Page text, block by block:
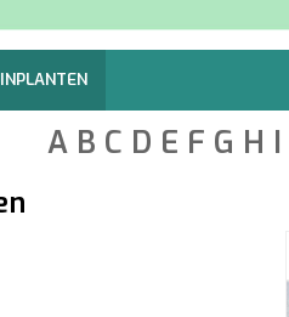
A B C D E F G H I